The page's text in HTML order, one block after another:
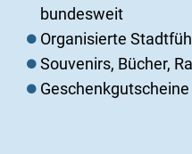
bundesweit
Organisierte
Souvenirs, Bücher,
Geschenkgutscheine